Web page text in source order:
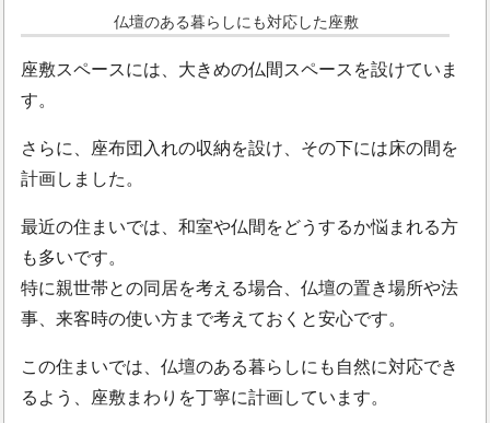
仏壇のある暮らしにも対応した座敷
座敷スペースには、大きめの仏間スペースを設けていま
す。
さらに、座布団入れの収納を設け、その下には床の間を
計画しました。
最近の住まいでは、和室や仏間をどうするか悩まれる方
も多いです。
特に親世帯との同居を考える場合、仏壇の置き場所や法
事、来客時の使い方まで考えておくと安心です。
この住まいでは、仏壇のある暮らしにも自然に対応でき
るよう、座敷まわりを丁寧に計画しています。